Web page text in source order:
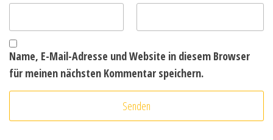
Name, E-Mail-Adresse und Website in diesem Browser
für meinen nächsten Kommentar speichern.